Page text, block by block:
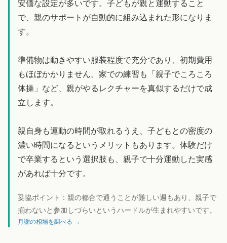
安価な設定が多いです。子どもが親と運動すること
で、親のサポートが自動的に組み込まれた形になりま
す。
準備物は動きやすい服装程度で充分であり、初期費用
もほぼかかりません。家での練習も「親子でころころ
体操」など、親がやるレクチャーを真似するだけで成
立します。
親自身も運動の時間が取れるうえ、子どもとの密度の
濃い時間になるというメリットもあります。体験だけ
で卒業するという選択肢も、親子で十分運動した実感
があれば十分です。
妥協ポイント： 親の都合で通うことが難しい週もあり、親子で
揃わないと参加しづらいというハードルが生まれやすいです。
月謝の相場を調べる →